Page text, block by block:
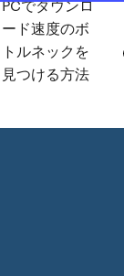
PCでダウンロ
ード速度のボ
トルネックを
見つける方法